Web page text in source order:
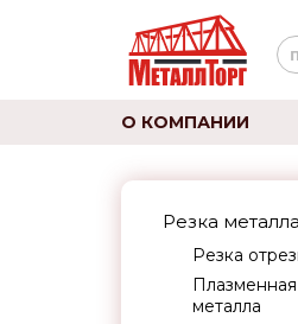
О КОМПАНИИ
Резка металла
Резка
металла